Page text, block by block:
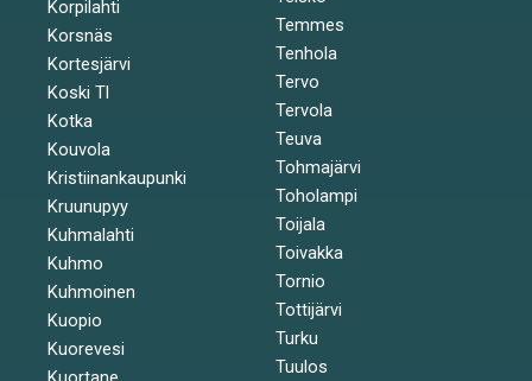
Korpilahti
Korsnäs
Kortesjärvi
Koski Tl
Kotka
Kouvola
Kristiinankaupunki
Kruunupyy
Kuhmalahti
Kuhmo
Kuhmoinen
Kuopio
Kuorevesi
Temmes
Tenhola
Tervo
Tervola
Teuva
Tohmajärvi
Toholampi
Toijala
Toivakka
Tornio
Tottijärvi
Turku
Tuulos